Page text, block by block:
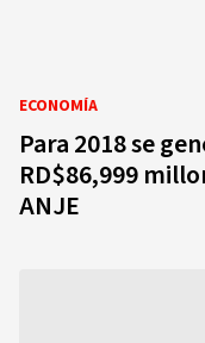
ECONOMÍA
Para 2018 se
RD$86,999
ANJE